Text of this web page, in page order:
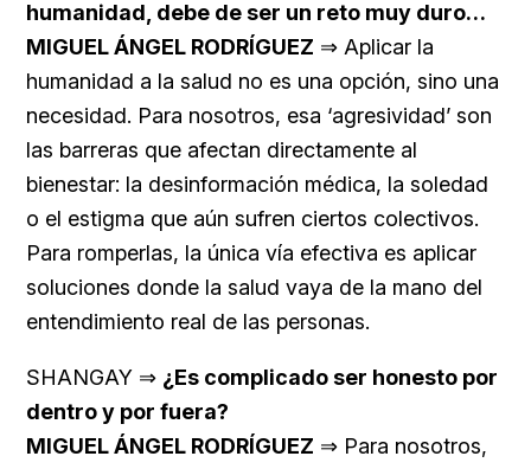
humanidad, debe de ser un reto muy duro…
MIGUEL ÁNGEL RODRÍGUEZ ⇒ Aplicar la
humanidad a la salud no es una opción, sino una
necesidad. Para nosotros, esa ‘agresividad’ son
las barreras que afectan directamente al
bienestar: la desinformación médica, la soledad
o el estigma que aún sufren ciertos colectivos.
Para romperlas, la única vía efectiva es aplicar
soluciones donde la salud vaya de la mano del
entendimiento real de las personas.
SHANGAY ⇒ ¿Es complicado ser honesto por
dentro y por fuera?
MIGUEL ÁNGEL RODRÍGUEZ ⇒ Para nosotros,